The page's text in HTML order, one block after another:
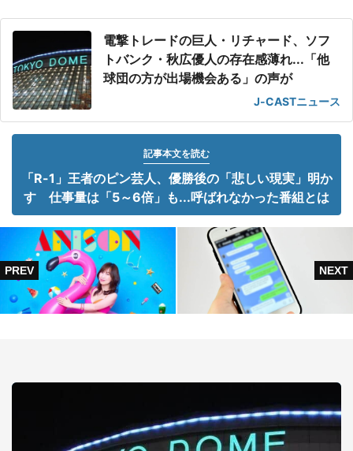
電撃トレードの巨人・リチャード、ソフ
トバンク・秋広優人の存在感薄れ...「他
球団の方が出場機会ある」の声が
J-CASTニュース
記事本文を読む
「R-1」王者のピン芸人、優勝後の「悲しい現実」明か
す 仕事量は「5～6倍」も...呼ばれなかった番組とは